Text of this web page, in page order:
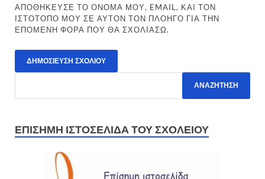
ΑΠΟΘΉΚΕΥΣΕ ΤΟ ΌΝΟΜΆ ΜΟΥ, EMAIL, ΚΑΙ ΤΟΝ
ΙΣΤΌΤΟΠΟ ΜΟΥ ΣΕ ΑΥΤΌΝ ΤΟΝ ΠΛΟΗΓΌ ΓΙΑ ΤΗΝ
ΕΠΌΜΕΝΗ ΦΟΡΆ ΠΟΥ ΘΑ ΣΧΟΛΙΆΣΩ.
ΕΠΊΣΗΜΗ ΙΣΤΟΣΕΛΊΔΑ ΤΟΥ ΣΧΟΛΕΊΟΥ